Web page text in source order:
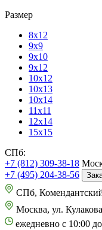
Размер
8х12
9х9
9х10
9х12
10х12
10х13
10х14
11х11
12х14
15х15
СПб:
+7 (812) 309-38-18
+7 (495) 204-38-56
СПб,
Москва, ул.
ежедневно с 10:00